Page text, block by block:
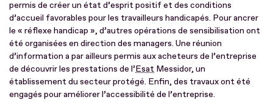
permis de créer un état d’esprit positif et des conditions
d’accueil favorables pour les travailleurs handicapés. Pour ancrer
le « réflexe handicap », d’autres opérations de sensibilisation ont
été organisées en direction des managers. Une réunion
d’information a par ailleurs permis aux acheteurs de l’entreprise
de découvrir les prestations de l’Esat Messidor, un
établissement du secteur protégé. Enfin, des travaux ont été
engagés pour améliorer l’accessibilité de l’entreprise.